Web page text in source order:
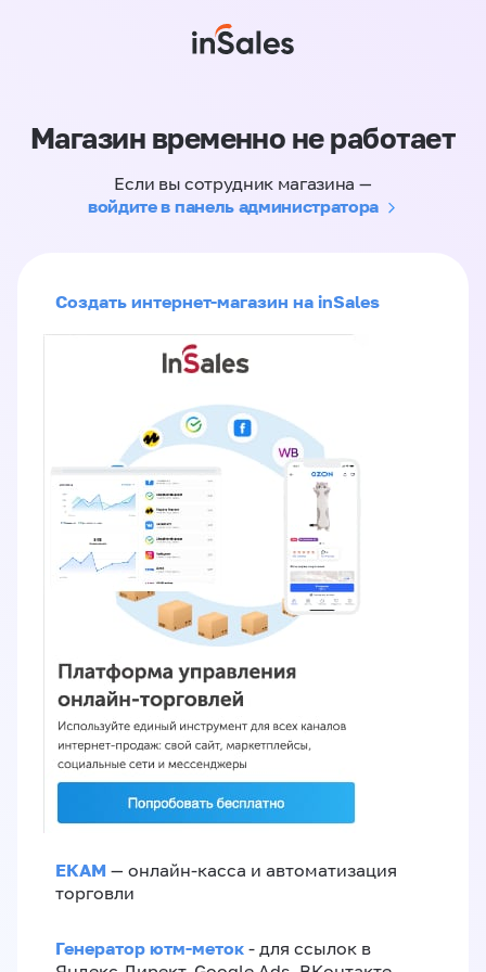
Магазин временно не работает
Если вы сотрудник магазина —
войдите в панель администратора
Создать интернет-магазин на inSales
ЕКАМ — онлайн-касса и автоматизация
торговли
Генератор ютм-меток - для ссылок в